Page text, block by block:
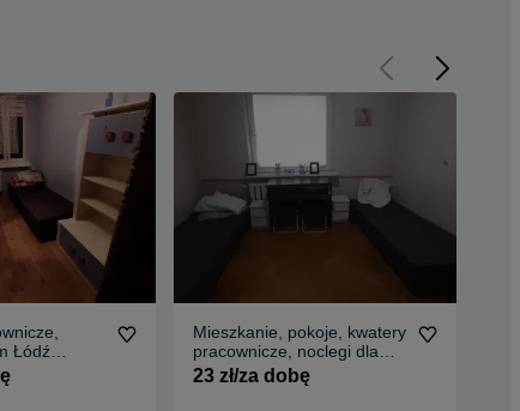
Łódź
Mieszkanie, pokoje, kwatery
pracownicze, noclegi dla
firm w Rzgowie
23 zł/za dobę